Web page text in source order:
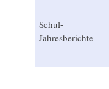
Schul-
Jahresberichte